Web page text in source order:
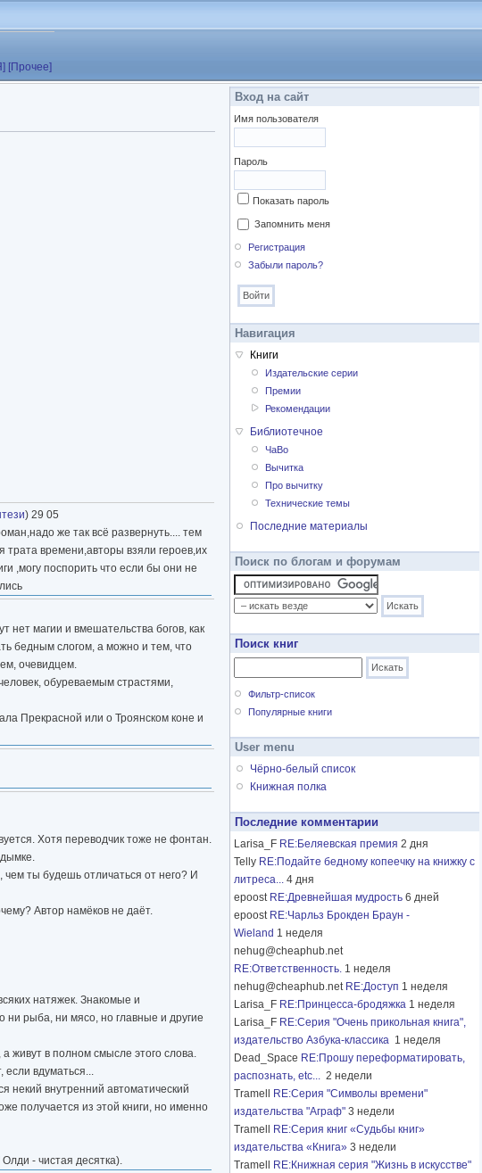
[Прочее]
) 29 05
же так всё развернуть.... тем
трата времени,авторы взяли героев,их
,могу поспорить что если бы они не
нет магии и вмешательства богов, как
бедным слогом, а можно и тем, что
очевидцем.
обуреваемым страстями,
Прекрасной или о Троянском коне и
Хотя переводчик тоже не фонтан.
ты будешь отличаться от него? И
Автор намёков не даёт.
натяжек. Знакомые и
рыба, ни мясо, но главные и другие
живут в полном смысле этого слова.
если вдуматься...
некий внутренний автоматический
получается из этой книги, но именно
- чистая десятка).
Вход на сайт
Имя пользователя
Пароль
Показать пароль
Запомнить меня
Регистрация
Забыли пароль?
Навигация
Книги
Издательские серии
Премии
Рекомендации
Библиотечное
ЧаВо
Вычитка
Про вычитку
Технические темы
Последние материалы
Поиск по блогам и форумам
Поиск книг
Фильтр-список
Популярные книги
User menu
Чёрно-белый список
Книжная полка
Последние комментарии
Larisa_F RE:Беляевская премия 2 дня
Telly RE:Подайте бедному копеечку на книжку с
литреса... 4 дня
epoost RE:Древнейшая мудрость 6 дней
epoost RE:Чарльз Брокден Браун -
Wieland 1 неделя
nehug@cheaphub.net
RE:Ответственность. 1 неделя
nehug@cheaphub.net RE:Доступ 1 неделя
Larisa_F RE:Принцесса-бродяжка 1 неделя
Larisa_F RE:Серия "Очень прикольная книга",
издательство Азбука-классика 1 неделя
Dead_Space RE:Прошу переформатировать,
распознать, etc... 2 недели
Tramell
RE:Серия "Символы времени"
издательства "Аграф" 3 недели
Tramell
RE:Серия книг «Судьбы книг»
издательства «Книга» 3 недели
Tramell
RE:Книжная серия "Жизнь в искусстве"